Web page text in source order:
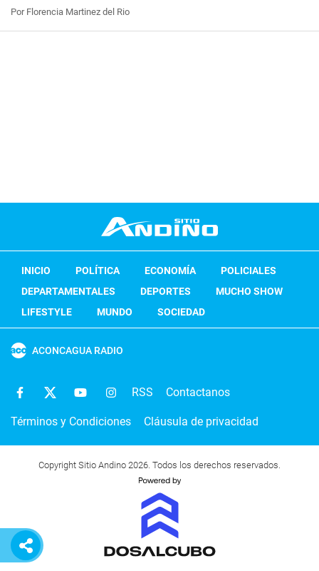
Por Florencia Martinez del Rio
INICIO POLÍTICA ECONOMÍA
POLICIALES
DEPARTAMENTALES
DEPORTES
MUCHO SHOW
LIFESTYLE
MUNDO SOCIEDAD
ACONCAGUA RADIO
RSS Contactanos
Términos y Condiciones Cláusula de privacidad
Copyright Sitio Andino 2026. Todos los derechos reservados.